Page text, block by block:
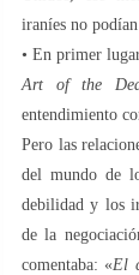
iraníes no
• En primer
Art of the
entendimiento
Pero las
del mundo de
debilidad y los
de la
comentaba: «El